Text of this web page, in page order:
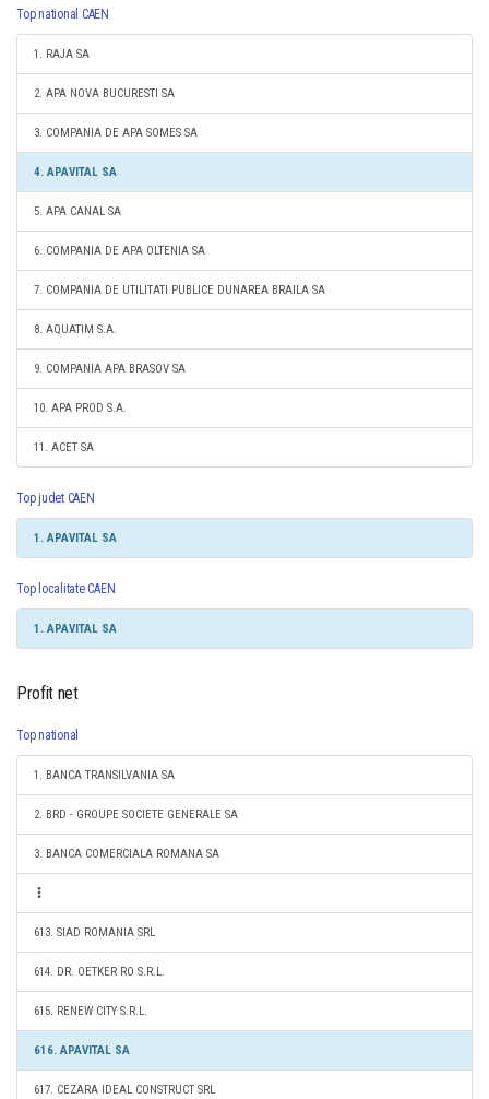
Top national CAEN
1. RAJA SA
2. APA NOVA BUCURESTI SA
3. COMPANIA DE APA SOMES SA
4. APAVITAL SA
5. APA CANAL SA
6. COMPANIA DE APA OLTENIA SA
7. COMPANIA DE UTILITATI PUBLICE DUNAREA BRAILA SA
8. AQUATIM S.A.
9. COMPANIA APA BRASOV SA
10. APA PROD S.A.
11. ACET SA
Top judet CAEN
1. APAVITAL SA
Top localitate CAEN
1. APAVITAL SA
Profit net
Top national
1. BANCA TRANSILVANIA SA
2. BRD - GROUPE SOCIETE GENERALE SA
3. BANCA COMERCIALA ROMANA SA
613. SIAD ROMANIA SRL
614. DR. OETKER RO S.R.L.
615. RENEW CITY S.R.L.
616. APAVITAL SA
617. CEZARA IDEAL CONSTRUCT SRL